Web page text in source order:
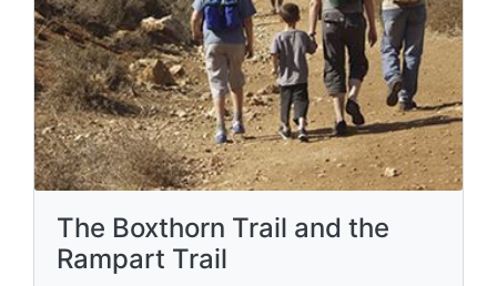
The Boxthorn Trail and the
Rampart Trail